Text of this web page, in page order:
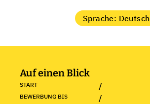
Sprache: Deutsch
Auf einen Blick
START /
BEWERBUNG BIS /